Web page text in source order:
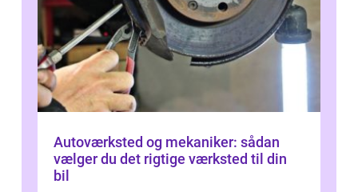
Autoværksted og mekaniker: sådan
vælger du det rigtige værksted til din
bil